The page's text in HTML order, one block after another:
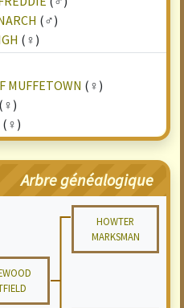
(♂)
(♀)
MUFFETOWN (♀)
(♀)
(♀)
Arbre généalogique
HOWTER
MARKSMAN